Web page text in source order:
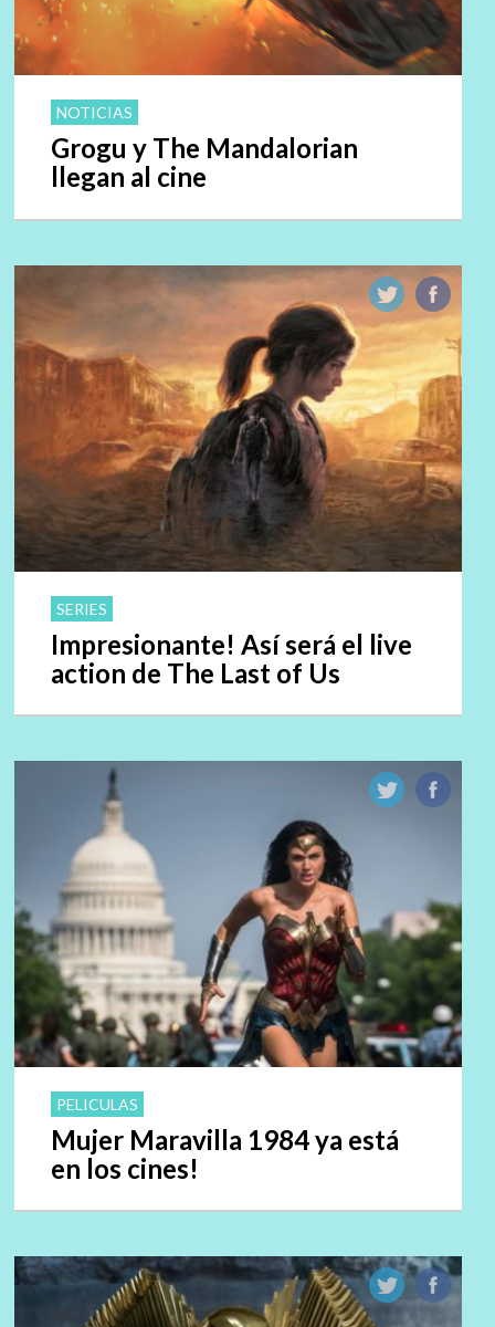
NOTICIAS
Grogu y The Mandalorian
llegan al cine
SERIES
Impresionante! Así será el live
action de The Last of Us
PELICULAS
Mujer Maravilla 1984 ya está
en los cines!